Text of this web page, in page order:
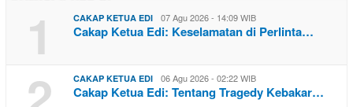
1 CAKAP KETUA EDI 07 Agu 2026 - 14:09 WIB
Cakap Ketua Edi: Keselamatan di Perlinta…
CAKAP KETUA EDI 06 Agu 2026 - 02:22 WIB
Cakap Ketua Edi: Tentang Tragedy Kebakar…